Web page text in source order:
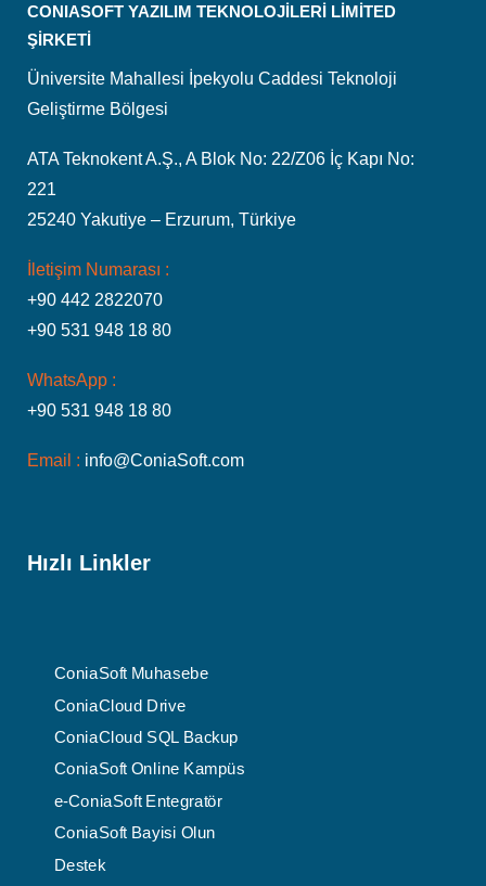
CONIASOFT YAZILIM TEKNOLOJİLERİ LİMİTED
ŞİRKETİ
Üniversite Mahallesi İpekyolu Caddesi Teknoloji
Geliştirme Bölgesi
ATA Teknokent A.Ş., A Blok No: 22/Z06 İç Kapı No:
221
25240 Yakutiye – Erzurum, Türkiye
İletişim Numarası :
+90 442 2822070
+90 531 948 18 80
WhatsApp :
+90 531 948 18 80
Email : info@ConiaSoft.com
Hızlı Linkler
ConiaSoft Muhasebe
ConiaCloud Drive
ConiaCloud SQL Backup
ConiaSoft Online Kampüs
e-ConiaSoft Entegratör
ConiaSoft Bayisi Olun
Destek